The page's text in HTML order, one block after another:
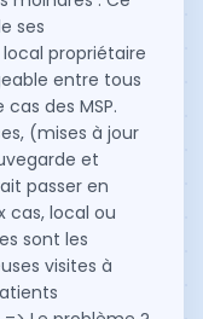
ses
propriétaire
entre tous
des MSP.
(mises à jour
et
passer en
cas, local ou
sont les
visites à